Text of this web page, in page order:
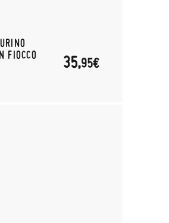
FIOCCO
35,95€